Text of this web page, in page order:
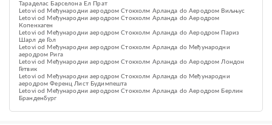
Тараделас Барселона Ел Прат
Letovi od Међународни аеродром Стокхолм Арланда do Аеродром Виљњус
Letovi od Међународни аеродром Стокхолм Арланда do Аеродром
Копенхаген
Letovi od Међународни аеродром Стокхолм Арланда do Aеродром Париз
Шарл де Гол
Letovi od Међународни аеродром Стокхолм Арланда do Међународни
аеродром Рига
Letovi od Међународни аеродром Стокхолм Арланда do Аеродром Лондон
Гетвик
Letovi od Међународни аеродром Стокхолм Арланда do Међународни
аеродром Ференц Лист Будимпешта
Letovi od Међународни аеродром Стокхолм Арланда do Аеродром Берлин
Бранденбург